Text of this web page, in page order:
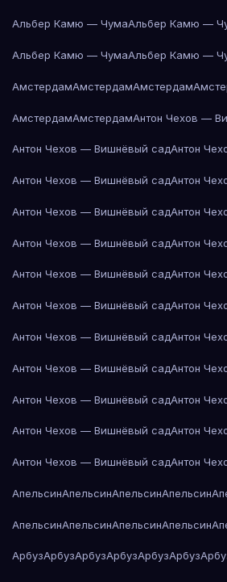
Альбер Камю — ЧумаАльбер Камю —
Альбер Камю — ЧумаАльбер Камю —
АмстердамАмстердамАмстердам
АмстердамАмстердамАнтон Чехов —
Антон Чехов — Вишнёвый садАнтон
Антон Чехов — Вишнёвый садАнтон
Антон Чехов — Вишнёвый садАнтон
Антон Чехов — Вишнёвый садАнтон
Антон Чехов — Вишнёвый садАнтон
Антон Чехов — Вишнёвый садАнтон
Антон Чехов — Вишнёвый садАнтон
Антон Чехов — Вишнёвый садАнтон
Антон Чехов — Вишнёвый садАнтон
Антон Чехов — Вишнёвый садАнтон
Антон Чехов — Вишнёвый садАнтон
АпельсинАпельсинАпельсинАпельсин
АпельсинАпельсинАпельсинАпельсин
АрбузАрбузАрбузАрбузАрбузАрбуз